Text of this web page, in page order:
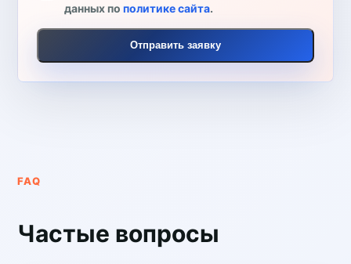
данных пополитике сайта.
Отправить заявку
FAQ
Частые вопросы